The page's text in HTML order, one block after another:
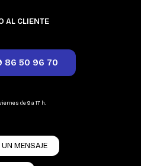
AL CLIENTE
86 50 96 70
de 9 a 17 h.
UN MENSAJE